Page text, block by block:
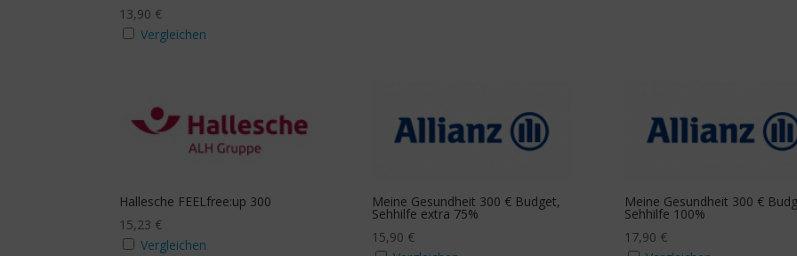
13,90 €
Vergleichen
Hallesche FEELfree:up 300
15,23 €
Vergleichen
Meine Gesundheit 300 € Budget,
Sehhilfe extra 75%
15,90 €
Meine Gesundheit 300 €
Sehhilfe 100%
17,90 €